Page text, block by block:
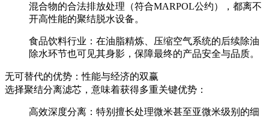
混合物的合法排放处理（符合MARPOL公约），都离不
开高性能的聚结脱水设备。
食品饮料行业 ：在油脂精炼、压缩空气系统的后续除油
除水环节也可见其身影，保障最终的产品安全与品质。
无可替代的优势：性能与经济的双赢
选择聚结分离滤芯 ，意味着获得多重关键优势：
高效深度分离 ：特别擅长处理微米甚至亚微米级别的细